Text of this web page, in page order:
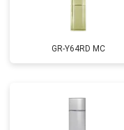
GR-Y64RD MC